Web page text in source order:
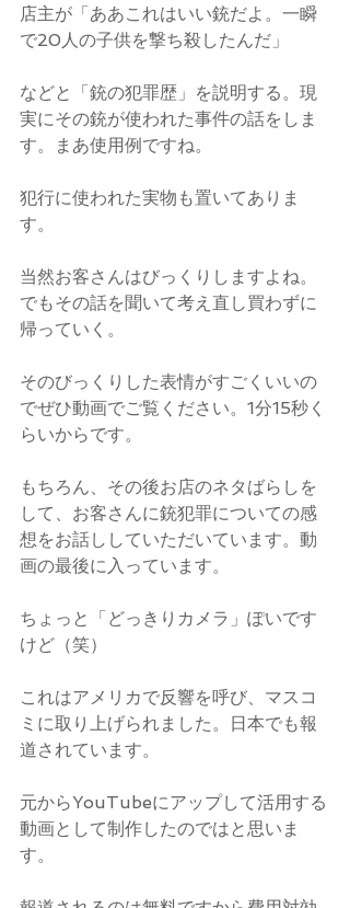
店主が「ああこれはいい銃だよ。一瞬
で20人の子供を撃ち殺したんだ」
などと「銃の犯罪歴」を説明する。現
実にその銃が使われた事件の話をしま
す。まあ使用例ですね。
犯行に使われた実物も置いてありま
す。
当然お客さんはびっくりしますよね。
でもその話を聞いて考え直し買わずに
帰っていく。
そのびっくりした表情がすごくいいの
でぜひ動画でご覧ください。1分15秒く
らいからです。
もちろん、その後お店のネタばらしを
して、お客さんに銃犯罪についての感
想をお話ししていただいています。動
画の最後に入っています。
ちょっと「どっきりカメラ」ぽいです
けど（笑）
これはアメリカで反響を呼び、マスコ
ミに取り上げられました。日本でも報
道されています。
元からYouTubeにアップして活用する
動画として制作したのではと思いま
す。